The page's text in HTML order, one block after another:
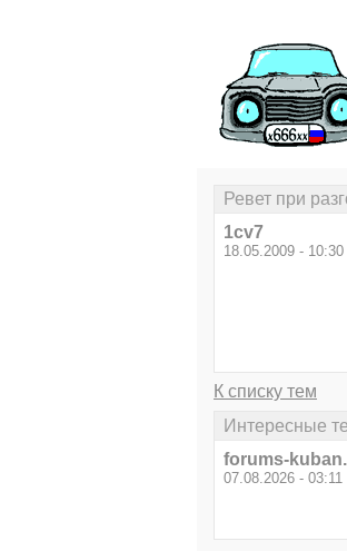
Ревет при
1cv7
18.05.2009 - 10:30
К списку тем
Интересные
forums-
07.08.2026 - 03:11